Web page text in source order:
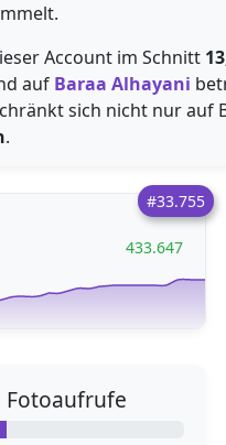
Account im Schnitt
auf Baraa Alhayani
sich nicht nur auf
.
#33.755
433.647
Fotoaufrufe